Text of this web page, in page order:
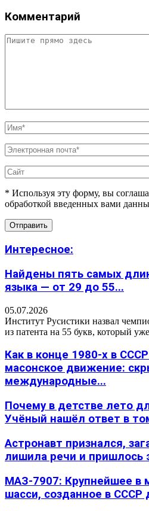
Комментарий
* Используя эту форму, вы
обработкой введенных вами
Интересное:
Найдены пять самых
языка — от 29 до 55...
05.07.2026
Институт Русистики назвал
из патента на 55 букв, который
Как в конце 1980-х в
масонское движение:
международные...
Почему в детстве лето
Учёный нашёл ответ в
Астронавт признался,
лишила речи и пришлось
МАЗ-7907: Крупнейшее в
шасси, созданное в СССР